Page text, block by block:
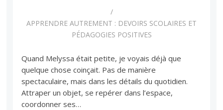
APPRENDRE AUTREMENT : DEVOIRS SCOLAIRES ET
PÉDAGOGIES POSITIVES
Quand Melyssa était petite, je voyais déjà que
quelque chose coinçait. Pas de manière
spectaculaire, mais dans les détails du quotidien.
Attraper un objet, se repérer dans l’espace,
coordonner ses…